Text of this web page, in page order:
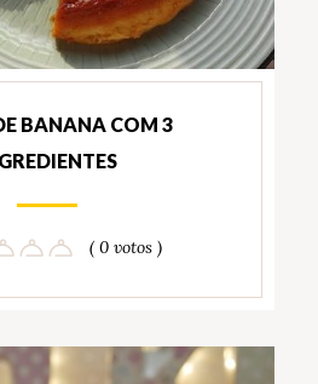
BANANA COM 3
( 0 votos )